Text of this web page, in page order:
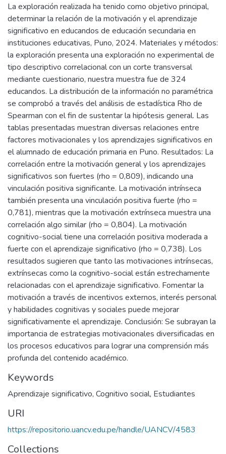
La exploración realizada ha tenido como objetivo principal,
determinar la relación de la motivación y el aprendizaje
significativo en educandos de educación secundaria en
instituciones educativas, Puno, 2024. Materiales y métodos:
la exploración presenta una exploración no experimental de
tipo descriptivo correlacional con un corte transversal
mediante cuestionario, nuestra muestra fue de 324
educandos. La distribución de la información no paramétrica
se comprobó a través del análisis de estadística Rho de
Spearman con el fin de sustentar la hipótesis general. Las
tablas presentadas muestran diversas relaciones entre
factores motivacionales y los aprendizajes significativos en
el alumnado de educación primaria en Puno. Resultados: La
correlación entre la motivación general y los aprendizajes
significativos son fuertes (rho = 0,809), indicando una
vinculación positiva significante. La motivación intrínseca
también presenta una vinculación positiva fuerte (rho =
0,781), mientras que la motivación extrínseca muestra una
correlación algo similar (rho = 0,804). La motivación
cognitivo-social tiene una correlación positiva moderada a
fuerte con el aprendizaje significativo (rho = 0,738). Los
resultados sugieren que tanto las motivaciones intrínsecas,
extrínsecas como la cognitivo-social están estrechamente
relacionadas con el aprendizaje significativo. Fomentar la
motivación a través de incentivos externos, interés personal
y habilidades cognitivas y sociales puede mejorar
significativamente el aprendizaje. Conclusión: Se subrayan la
importancia de estrategias motivacionales diversificadas en
los procesos educativos para lograr una comprensión más
profunda del contenido académico.
Keywords
Aprendizaje significativo, Cognitivo social, Estudiantes
URI
https://repositorio.uancv.edu.pe/handle/UANCV/4583
Collections